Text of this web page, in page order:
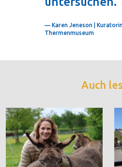
— Karen Jeneson |
Thermenmuseum
Auch